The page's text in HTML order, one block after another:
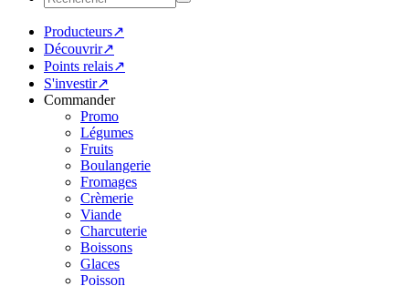
Producteurs↗
Découvrir↗
Points relais↗
S'investir↗
Commander
Promo
Légumes
Fruits
Boulangerie
Fromages
Crèmerie
Viande
Charcuterie
Boissons
Glaces
Poisson